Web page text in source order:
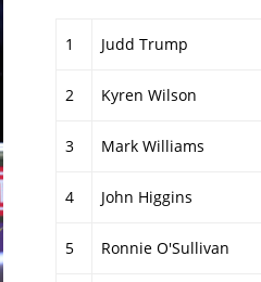
1 Judd Trump
2
Kyren Wilson
3
Mark Williams
4
John Higgins
5
Ronnie O'Sullivan